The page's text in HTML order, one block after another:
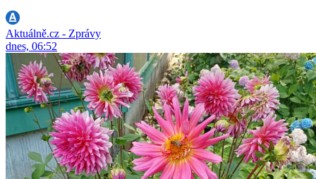
Aktuálně.cz - Zprávy
dnes, 06:52